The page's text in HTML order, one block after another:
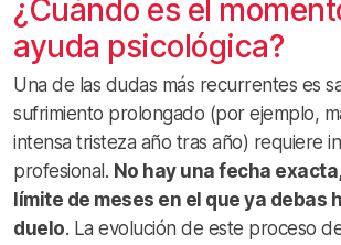
¿Cuándo es el
ayuda psicológica?
Una de las dudas más recurrentes es
sufrimiento prolongado (por ejemplo,
intensa tristeza año tras año) requiere
profesional. No hay una fecha
límite de meses en el que ya debas
duelo. La evolución de este proceso